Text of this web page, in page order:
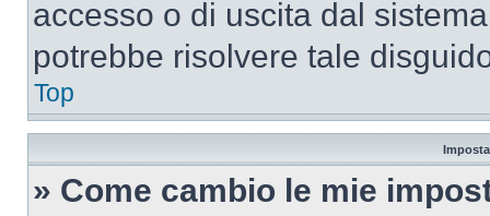
accesso o di uscita dal
potrebbe risolvere tale
Top
» Come cambio le mie